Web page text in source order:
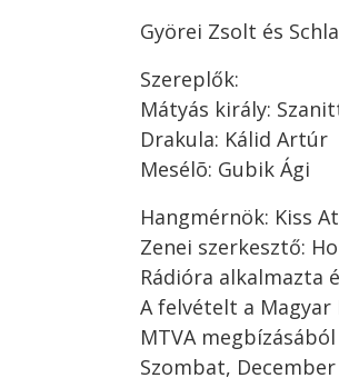
Györei Zsolt és
Szereplők:
Mátyás király:
Drakula: Kálid Artúr
Mesélõ: Gubik Ági
Hangmérnök: Kiss
Zenei szerkesztő:
Rádióra alkalmazta
A felvételt a
MTVA
Szombat, December